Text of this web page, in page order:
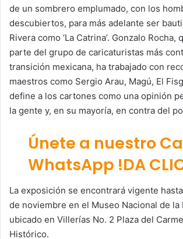
de un sombrero emplumado, con los
descubiertos, para más adelante ser
Rivera como ‘La Catrina’. Gonzalo Rocha,
parte del grupo de caricaturistas más
transición mexicana, ha trabajado con
maestros como Sergio Arau, Magú, El
define a los cartones como una opinión
la gente y, en su mayoría, en contra del
Únete a nuestro
WhatsApp !DA
La exposición se encontrará vigente
de noviembre en el Museo Nacional de la
ubicado en Villerías No. 2 Plaza del
Histórico.